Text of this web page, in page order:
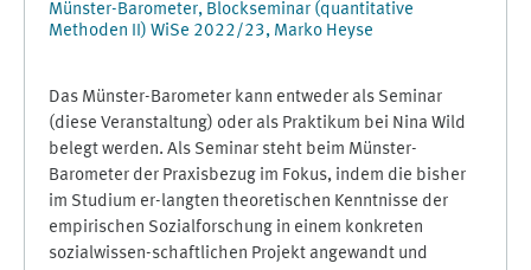
Münster-Barometer, Blockseminar (quantitative
Methoden II) WiSe 2022/23, Marko Heyse
Das Münster-Barometer kann entweder als Seminar
(diese Veranstaltung) oder als Praktikum bei Nina Wild
belegt werden. Als Seminar steht beim Münster-
Barometer der Praxisbezug im Fokus, indem die bisher
im Studium er-langten theoretischen Kenntnisse der
empirischen Sozialforschung in einem konkreten
sozialwissen-schaftlichen Projekt angewandt und